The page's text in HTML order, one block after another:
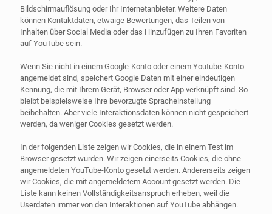
Bildschirmauflösung oder Ihr Internetanbieter. Weitere Daten
können Kontaktdaten, etwaige Bewertungen, das Teilen von
Inhalten über Social Media oder das Hinzufügen zu Ihren Favoriten
auf YouTube sein.
Wenn Sie nicht in einem Google-Konto oder einem Youtube-Konto
angemeldet sind, speichert Google Daten mit einer eindeutigen
Kennung, die mit Ihrem Gerät, Browser oder App verknüpft sind. So
bleibt beispielsweise Ihre bevorzugte Spracheinstellung
beibehalten. Aber viele Interaktionsdaten können nicht gespeichert
werden, da weniger Cookies gesetzt werden.
In der folgenden Liste zeigen wir Cookies, die in einem Test im
Browser gesetzt wurden. Wir zeigen einerseits Cookies, die ohne
angemeldeten YouTube-Konto gesetzt werden. Andererseits zeigen
wir Cookies, die mit angemeldetem Account gesetzt werden. Die
Liste kann keinen Vollständigkeitsanspruch erheben, weil die
Userdaten immer von den Interaktionen auf YouTube abhängen.